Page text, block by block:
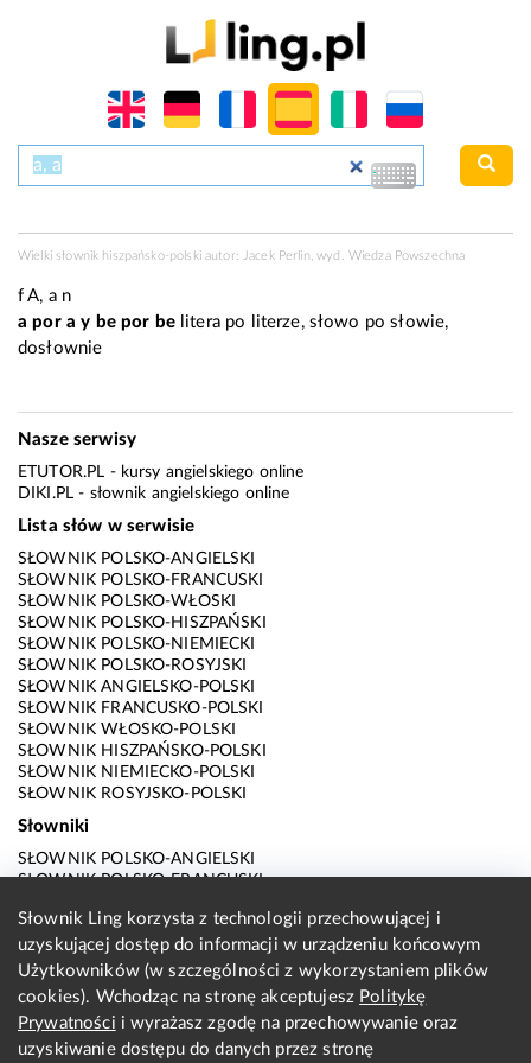
Wielki słownik hiszpańsko-polski autor: Jacek Perlin, wyd. Wiedza Powszechna
f A, a n
a por a y be por belitera po literze, słowo po słowie,
dosłownie
Nasze serwisy
ETUTOR.PL - kursy angielskiego online
DIKI.PL - słownik angielskiego online
Lista słów w serwisie
SŁOWNIK POLSKO-ANGIELSKI
SŁOWNIK POLSKO-FRANCUSKI
SŁOWNIK POLSKO-WŁOSKI
SŁOWNIK POLSKO-HISZPAŃSKI
SŁOWNIK POLSKO-NIEMIECKI
SŁOWNIK POLSKO-ROSYJSKI
SŁOWNIK ANGIELSKO-POLSKI
SŁOWNIK FRANCUSKO-POLSKI
SŁOWNIK WŁOSKO-POLSKI
SŁOWNIK HISZPAŃSKO-POLSKI
SŁOWNIK NIEMIECKO-POLSKI
SŁOWNIK ROSYJSKO-POLSKI
Słowniki
SŁOWNIK POLSKO-ANGIELSKI
SŁOWNIK POLSKO-FRANCUSKI
SŁOWNIK POLSKO-HISZPAŃSKI
SŁOWNIK POLSKO-NIEMIECKI
SŁOWNIK POLSKO-ROSYJSKI
SŁOWNIK ANGIELSKO-POLSKI
SŁOWNIK FRANCUSKO-POLSKI
SŁOWNIK WŁOSKO-POLSKI
SŁOWNIK HISZPAŃSKO-POLSKI
Słownik Ling korzysta z technologii przechowującej i
uzyskującej dostęp do informacji w urządzeniu końcowym
Użytkowników (w szczególności z wykorzystaniem plików
cookies). Wchodząc na stronę akceptujesz Politykę
Prywatności i wyrażasz zgodę na przechowywanie oraz
uzyskiwanie dostępu do danych przez stronę